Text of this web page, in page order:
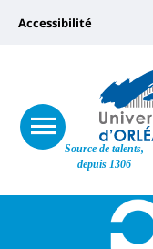
Source de talents,
depuis 1306
Université
responsive
menu
button
Université
vers
page
accessibilité
Accessibilité
Université